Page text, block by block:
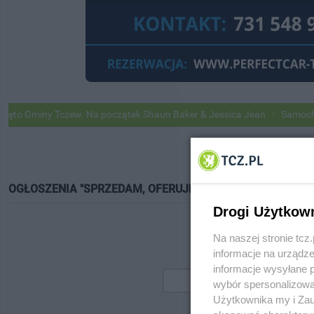
Gminy Tczew. Na początek Shaun Baker & Jessica Jean
OGŁOSZENIA "SPRZEDAM, OFERUJĘ"
Drogi
Na naszej stronie
informacje na
informacje wysyłane
wybór
Użytkownika my i